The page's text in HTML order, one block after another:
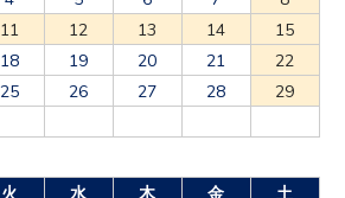
11 12 13 14
15
18 19 20 21
22
25 26 27 28
29
火 水 木 金
土